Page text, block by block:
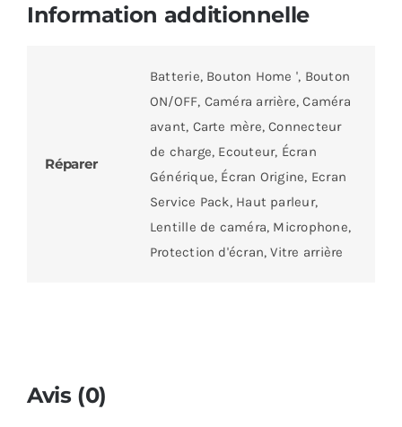
Information additionnelle
Réparer
Batterie, Bouton Home ', Bouton
ON/OFF, Caméra arrière, Caméra
avant, Carte mère, Connecteur
de charge, Ecouteur, Écran
Générique, Écran Origine, Ecran
Service Pack, Haut parleur,
Lentille de caméra, Microphone,
Protection d'écran, Vitre arrière
Avis (0)